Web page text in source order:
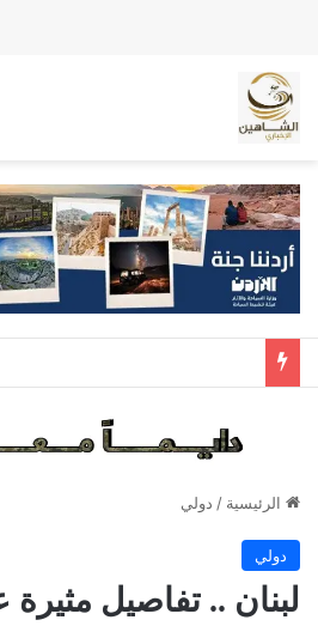
الرئيسية / دولي
دولي
لبنان .. تفاصيل